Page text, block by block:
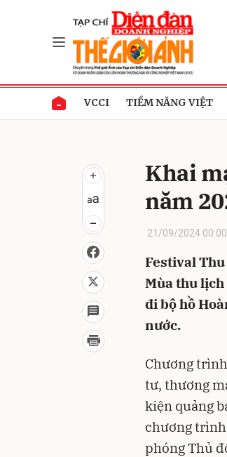
VCCI TIỀM NĂNG VIỆT
Khai
năm
21/09/2024 00:00
Festival Thu
Mùa thu
đi bộ hồ
nước.
Chương
tư, thương
kiện quảng
chương trình
phóng Thủ